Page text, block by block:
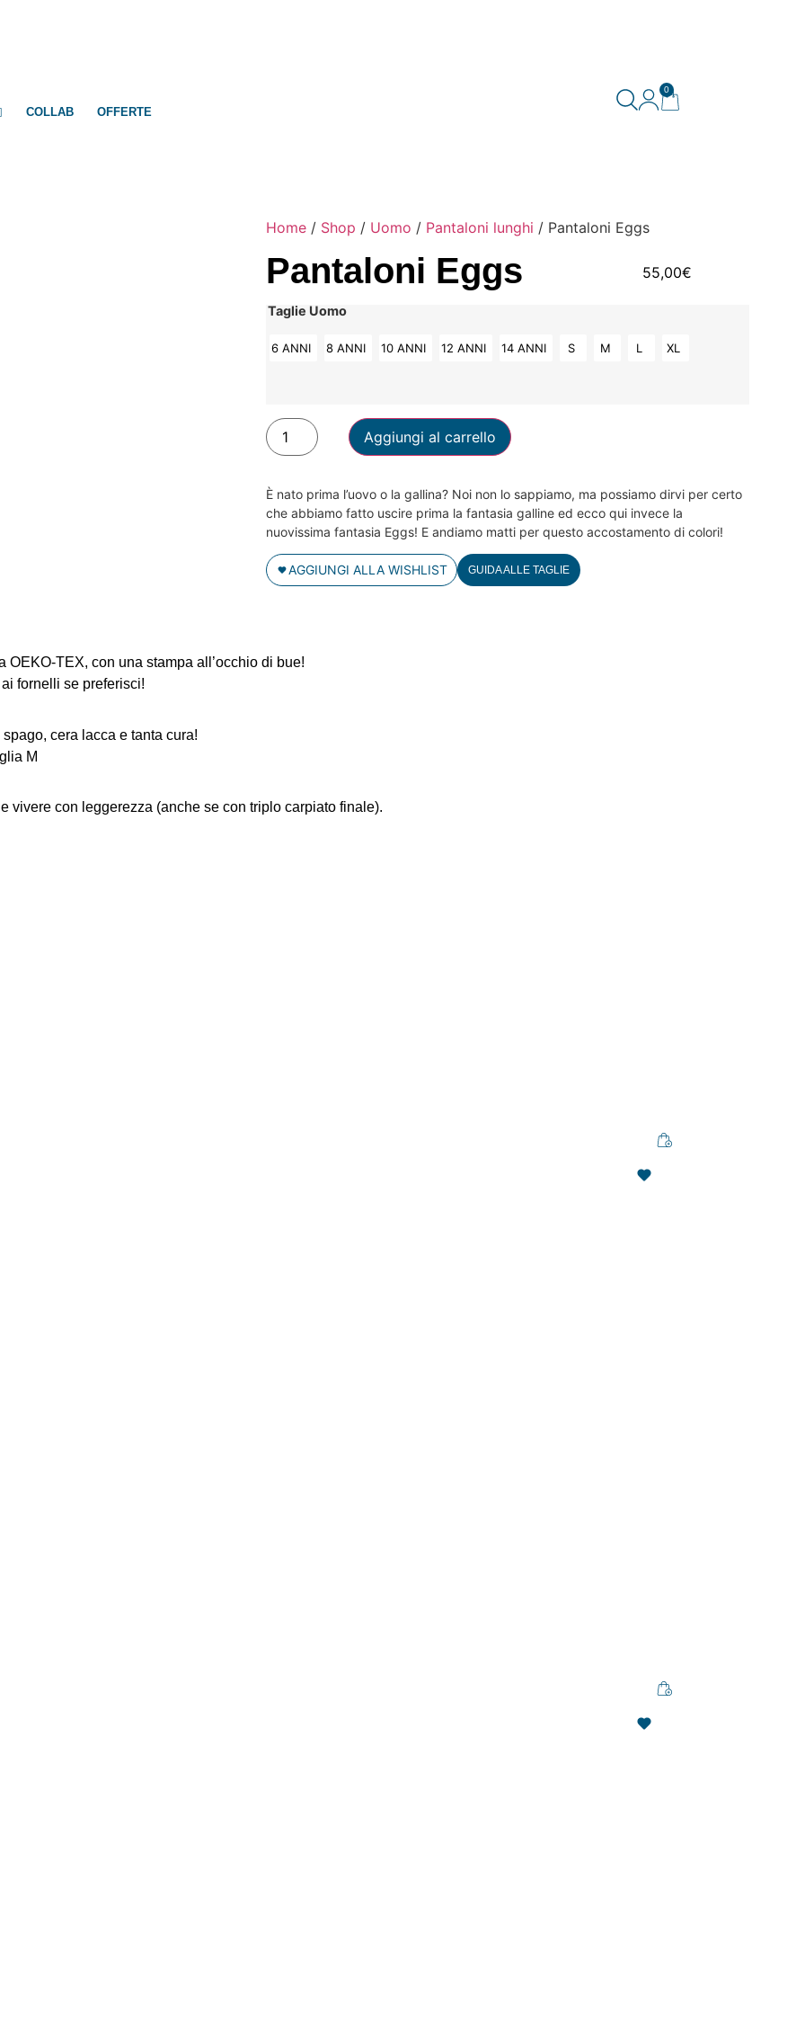
COLLAB OFFERTE
0
Home / Shop / Uomo / Pantaloni lunghi / Pantaloni Eggs
Pantaloni Eggs 55,00€
Taglie Uomo
6 ANNI 8 ANNI 10 ANNI 12 ANNI 14 ANNI S M L XL
Aggiungi al carrello
È nato prima l’uovo o la gallina? Noi non lo sappiamo, ma possiamo dirvi per certo
che abbiamo fatto uscire prima la fantasia galline ed ecco qui invece la
nuovissima fantasia Eggs! E andiamo matti per questo accostamento di colori!
AGGIUNGI ALLA WISHLIST GUIDA ALLE TAGLIE
TEX, con una stampa all’occhio di bue!
fornelli se preferisci!
cera lacca e tanta cura!
M
vivere con leggerezza (anche se con triplo carpiato finale).